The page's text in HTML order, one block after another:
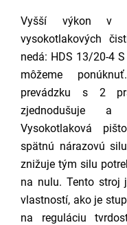
Vyšší výkon v
vysokotlakových
nedá: HDS 13/20-4
môžeme
prevádzku s 2
zjednodušuje a
Vysokotlaková
spätnú nárazovú
znižuje tým silu
na nulu. Tento stroj
vlastností, ako je
na reguláciu